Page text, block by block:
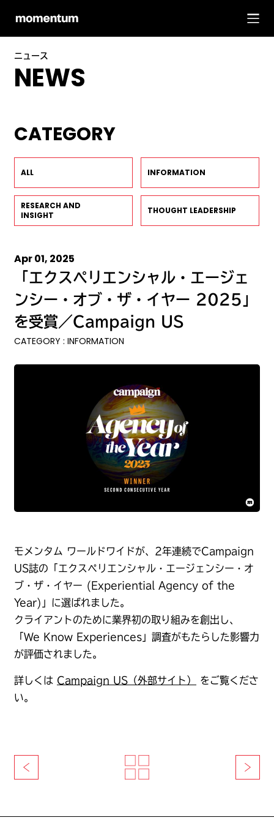
ニュース
NEWS
CATEGORY
ALL INFORMATION
RESEARCH AND
INSIGHT
THOUGHT LEADERSHIP
Apr 01, 2025
「エクスペリエンシャル・エージェ
ンシー・オブ・ザ・イヤー 2025」
を受賞／Campaign US
CATEGORY : INFORMATION
モメンタム ワールドワイドが、2年連続でCampaign
US誌の「エクスペリエンシャル・エージェンシー・オ
ブ・ザ・イヤー (Experiential Agency of the
Year)」に選ばれました。
クライアントのために業界初の取り組みを創出し、
「We Know Experiences」調査がもたらした影響力
が評価されました。
詳しくは Campaign US（外部サイト）
をご覧くださ
い。